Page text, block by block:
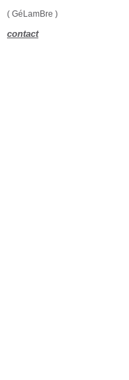
( GéLamBre )
contact